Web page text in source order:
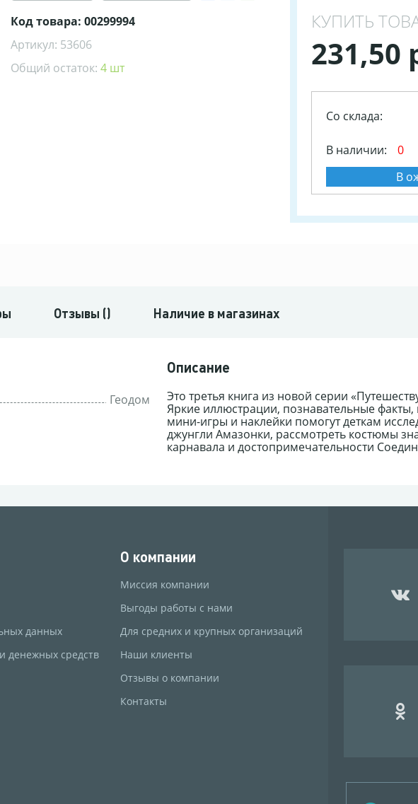
Код товара: 00299994
Артикул: 53606
Общий остаток:4 шт
КУПИТЬ
231,50
Со склада:
В наличии:
0
В
Отзывы () Наличие в магазинах
Геодом
Описание
Это третья книга из новой серии
Яркие иллюстрации, познавательные факты,
мини-игры и наклейки помогут деткам
джунгли Амазонки, рассмотреть костюмы
карнавала и достопримечательности
данных
денежных средств
О компании
Миссия компании
Выгоды работы с нами
Для средних и крупных организаций
Наши клиенты
Отзывы о компании
Контакты